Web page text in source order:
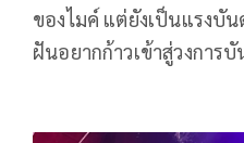
ของไมค์ แต่ยังเป็นแรงบั
ฝันอยากก้าวเข้าสู่วงการบั